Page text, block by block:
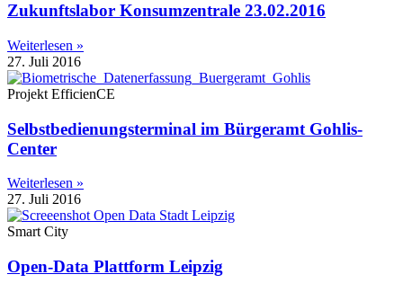
Zukunftslabor Konsumzentrale 23.02.2016
Weiterlesen »
27. Juli 2016
Projekt EfficienCE
Selbstbedienungsterminal im Bürgeramt Gohlis-
Center
Weiterlesen »
27. Juli 2016
Smart City
Open-Data Plattform Leipzig